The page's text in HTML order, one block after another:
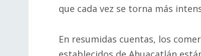
que cada vez se torna más
En resumidas cuentas, los